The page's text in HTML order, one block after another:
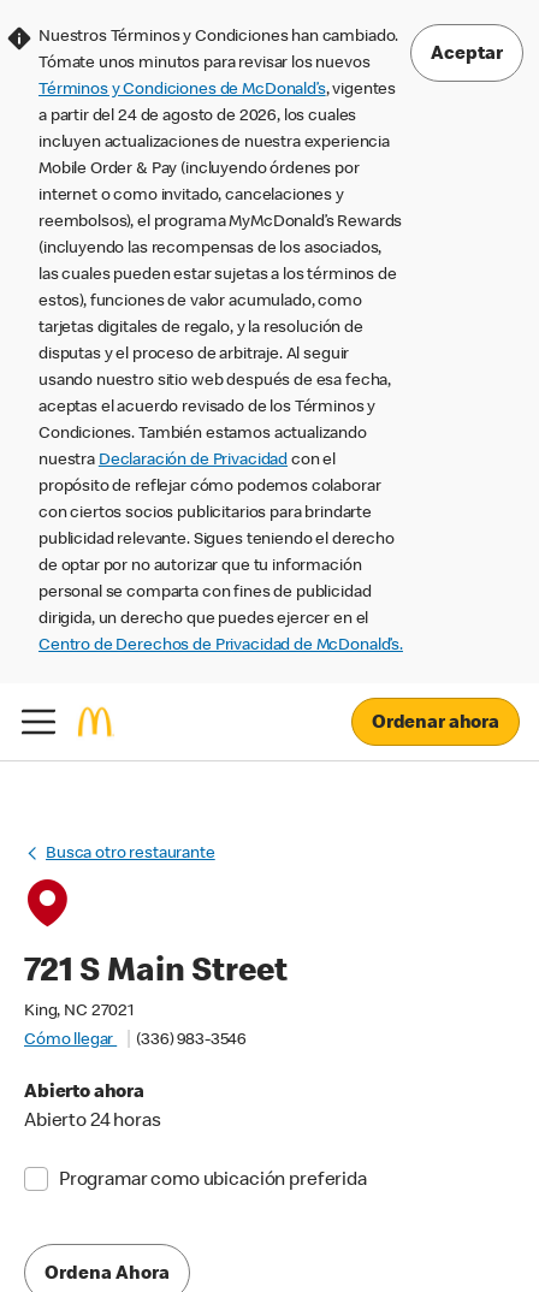
Nuestros Términos y Condiciones han cambiado.
Tómate unos minutos para revisar los nuevos
Términos y Condiciones de McDonald’s, vigentes
a partir del 24 de agosto de 2026, los cuales
incluyen actualizaciones de nuestra experiencia
Mobile Order & Pay (incluyendo órdenes por
internet o como invitado, cancelaciones y
reembolsos), el programa MyMcDonald’s Rewards
(incluyendo las recompensas de los asociados,
las cuales pueden estar sujetas a los términos de
estos), funciones de valor acumulado, como
tarjetas digitales de regalo, y la resolución de
disputas y el proceso de arbitraje. Al seguir
usando nuestro sitio web después de esa fecha,
aceptas el acuerdo revisado de los Términos y
Condiciones. También estamos actualizando
nuestra Declaración de Privacidad con el
propósito de reflejar cómo podemos colaborar
con ciertos socios publicitarios para brindarte
publicidad relevante. Sigues teniendo el derecho
de optar por no autorizar que tu información
personal se comparta con fines de publicidad
dirigida, un derecho que puedes ejercer en el
Centro de Derechos de Privacidad de McDonald’s.
Aceptar
Ordenar ahora
Busca otro restaurante
721 S Main Street
King, NC 27021
Cómo llegar
(336) 983-3546
Abierto ahora
Abierto 24 horas
Programar como ubicación preferida
Ordena Ahora